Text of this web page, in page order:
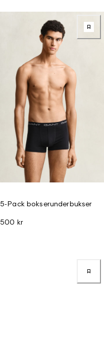
5-Pack bokserunderbukser
500 kr